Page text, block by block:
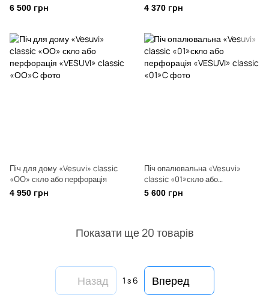
6 500 грн 4 370 грн
Піч для дому «Vesuvi» classic
«ОО» скло або перфорація
4 950 грн
Піч опалювальна «Vesuvi»
classic «01»скло або
перфорація
5 600 грн
Показати ще 20 товарів
Назад 1 з 6 Вперед